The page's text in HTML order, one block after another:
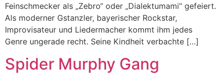
Feinschmecker als „Zebro“ oder „Dialektumami“ gefeiert.
Als moderner Gstanzler, bayerischer Rockstar,
Improvisateur und Liedermacher kommt ihm jedes
Genre ungerade recht. Seine Kindheit verbachte […]
Spider Murphy Gang